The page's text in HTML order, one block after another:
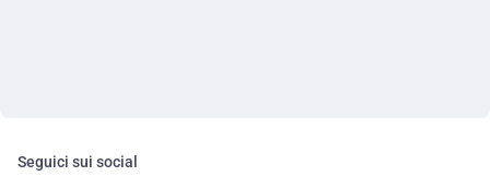
Seguici sui social